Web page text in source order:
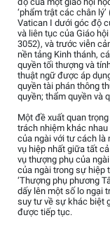
‘phẩm trật các chân
Vatican I dưới góc độ
và liên tục của Giáo hội
3052), và trước viễn
nền tảng Kinh thánh,
quyền tối thượng và
thuật ngữ được áp
quyền tài phán thông
quyền; thẩm quyền và
Một đề xuất quan
trách nhiệm khác
của ngài với tư cách là
vụ hiệp nhất giữa tất
vụ thượng phụ của
của ngài trong sự hiệp
‘Thượng phụ phương
dấy lên một số lo ngại
suy tư về sự khác biệt
được tiếp tục.